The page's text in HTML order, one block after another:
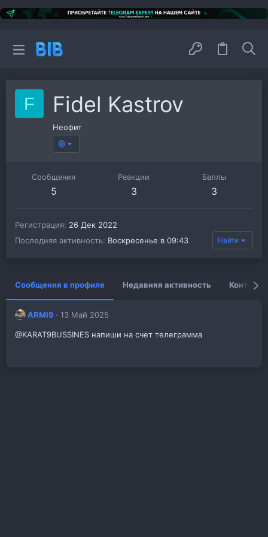
F Fidel Kastrov
Неофит
Сообщения
5
Реакции
3
Баллы
3
Регистрация 26 Дек 2022
Последняя активность Воскресенье в 09:43 Найти
Сообщения в профиле Недавняя активность Контент
ARMI9 13 Май 2025
@KARAT9BUSSINES напиши на счет телеграмма